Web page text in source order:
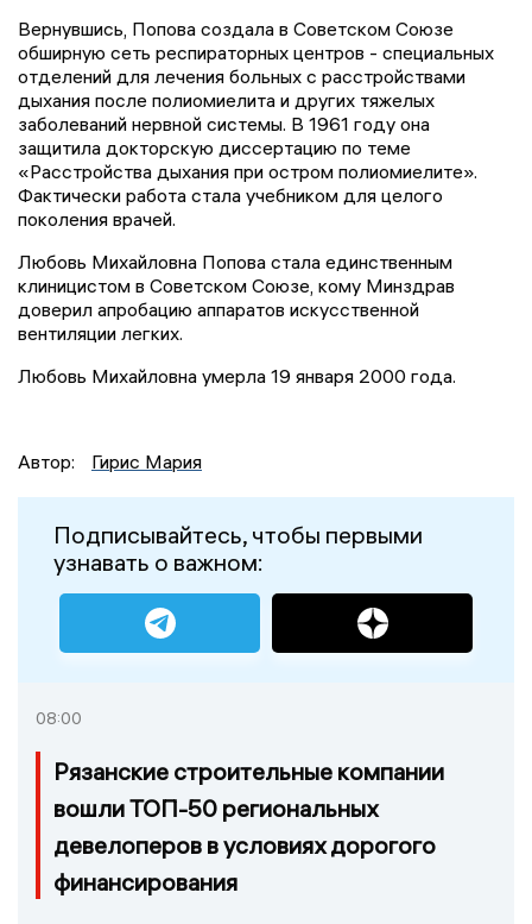
Вернувшись, Попова создала в Советском Союзе
обширную сеть респираторных центров - специальных
отделений для лечения больных с расстройствами
дыхания после полиомиелита и других тяжелых
заболеваний нервной системы. В 1961 году она
защитила докторскую диссертацию по теме
«Расстройства дыхания при остром полиомиелите».
Фактически работа стала учебником для целого
поколения врачей.
Любовь Михайловна Попова стала единственным
клиницистом в Советском Союзе, кому Минздрав
доверил апробацию аппаратов искусственной
вентиляции легких.
Любовь Михайловна умерла 19 января 2000 года.
Автор: Гирис Мария
Подписывайтесь, чтобы первыми
узнавать о важном:
08:00
Рязанские строительные компании
вошли ТОП-50 региональных
девелоперов в условиях дорогого
финансирования